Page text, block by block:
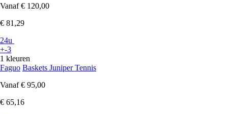
Vanaf € 120,00
€ 81,29
24u
+-3
1 kleuren
Faguo Baskets Juniper Tennis
Vanaf € 95,00
€ 65,16